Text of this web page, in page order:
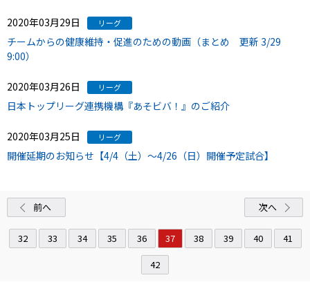
2020年03月29日 リーグ
チームからの健康維持・促進のための動画（まとめ 更新 3/29
9:00）
2020年03月26日 リーグ
日本トップリーグ連携機構『あそビバ！』のご紹介
2020年03月25日 リーグ
開催延期のお知らせ【4/4（土）～4/26（日）開催予定試合】
前へ
32 33 34 35 36 37 38 39 40
41
42
次へ